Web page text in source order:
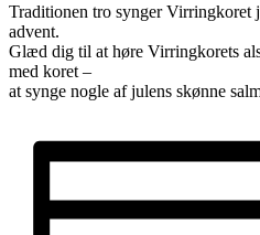
Traditionen tro synger Virringkoret
advent.
Glæd dig til at høre Virringkorets
med koret –
at synge nogle af julens skønne